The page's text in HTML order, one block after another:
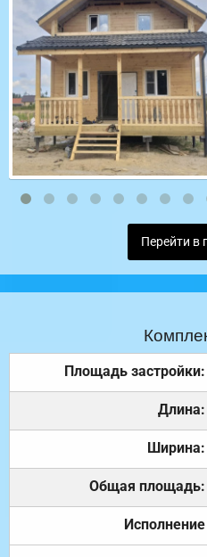
Перейти в
Площадь застройки:
Длина:
Ширина:
Общая площадь:
Исполнение